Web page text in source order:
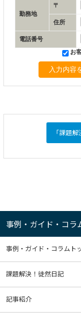
勤務地
〒
住所
電話番号
お
入力内容
「課題
事例・ガイド・コラ
事例・ガイド・コラムト
課題解決！徒然日記
記事紹介